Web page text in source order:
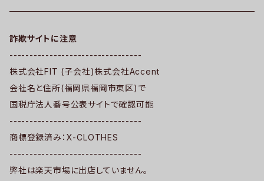
詐欺サイトに注意
---------------------------------
株式会社FIT (子会社)株式会社Accent
会社名と住所(福岡県福岡市東区)で
国税庁法人番号公表サイトで確認可能
---------------------------------
商標登録済み：X-CLOTHES
---------------------------------
弊社は楽天市場に出店していません。